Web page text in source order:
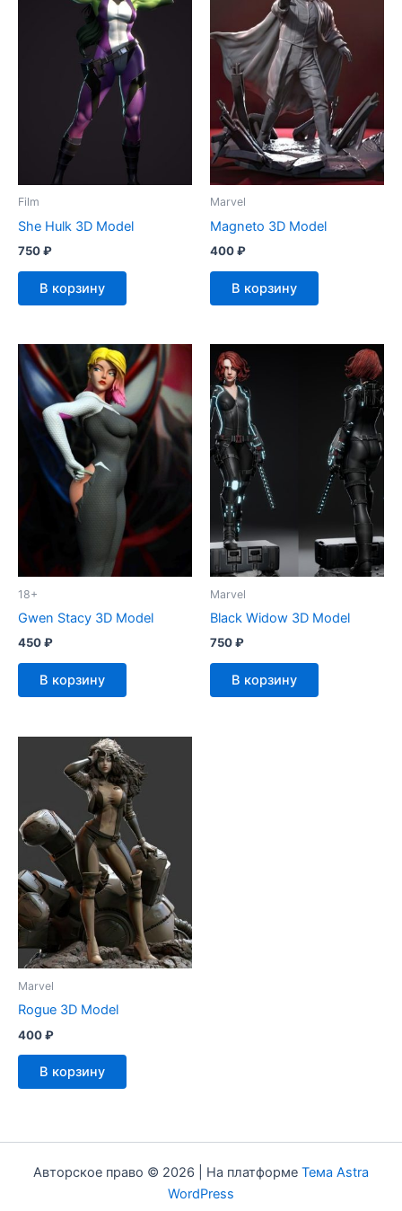
Film
She Hulk 3D Model
750₽
В корзину
Marvel
Magneto 3D Model
400₽
В корзину
18+
Gwen Stacy 3D Model
450₽
В корзину
Marvel
Black Widow 3D Model
750₽
В корзину
Marvel
Rogue 3D Model
400₽
В корзину
Авторское право © 2026 | На платформе Тема Astra
WordPress